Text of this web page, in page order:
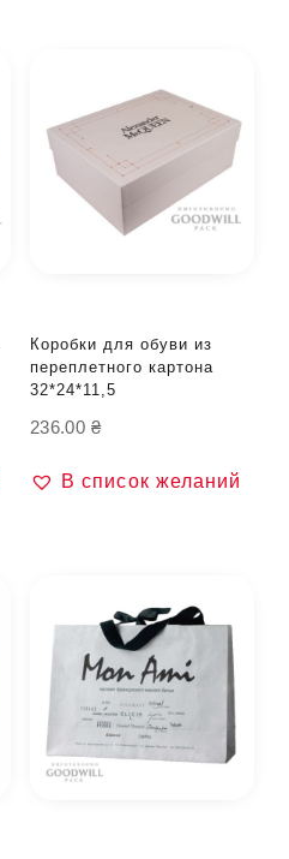
Коробки для обуви из
переплетного картона
32*24*11,5
236.00 ₴
В список желаний